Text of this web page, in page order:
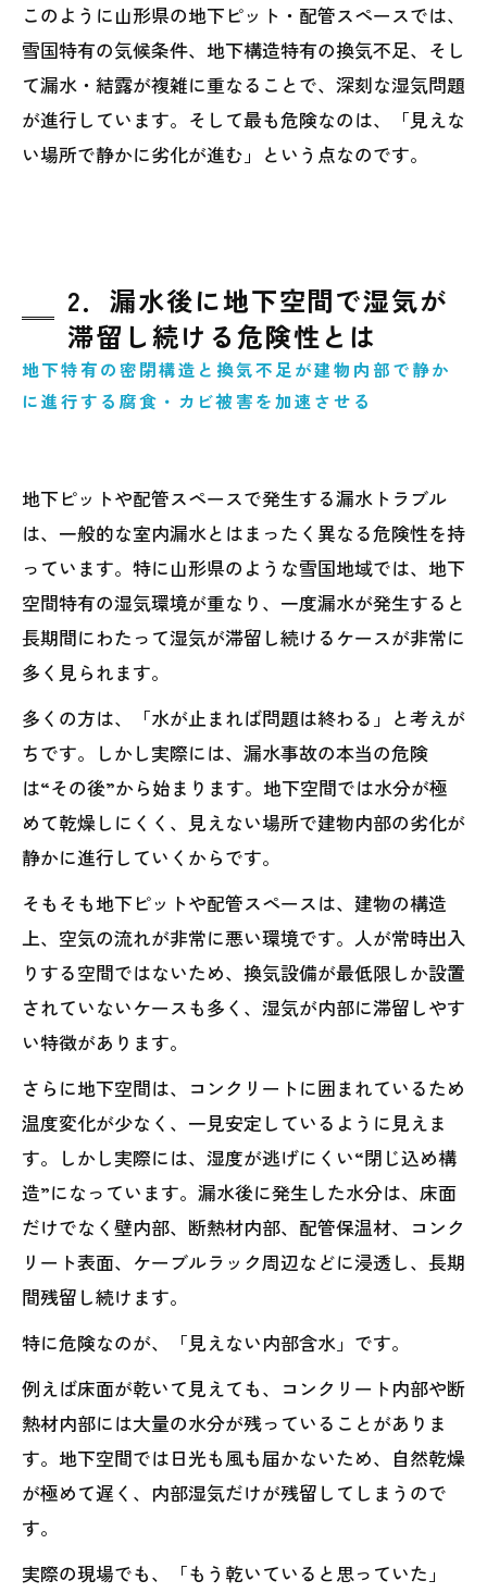
このように山形県の地下ピット・配管スペースでは、
雪国特有の気候条件、地下構造特有の換気不足、そし
て漏水・結露が複雑に重なることで、深刻な湿気問題
が進行しています。そして最も危険なのは、「見えな
い場所で静かに劣化が進む」という点なのです。
2．漏水後に地下空間で湿気が
滞留し続ける危険性とは
地下特有の密閉構造と換気不足が建物内部で静か
に進行する腐食・カビ被害を加速させる
地下ピットや配管スペースで発生する漏水トラブル
は、一般的な室内漏水とはまったく異なる危険性を持
っています。特に山形県のような雪国地域では、地下
空間特有の湿気環境が重なり、一度漏水が発生すると
長期間にわたって湿気が滞留し続けるケースが非常に
多く見られます。
多くの方は、「水が止まれば問題は終わる」と考えが
ちです。しかし実際には、漏水事故の本当の危険
は“その後”から始まります。地下空間では水分が極
めて乾燥しにくく、見えない場所で建物内部の劣化が
静かに進行していくからです。
そもそも地下ピットや配管スペースは、建物の構造
上、空気の流れが非常に悪い環境です。人が常時出入
りする空間ではないため、換気設備が最低限しか設置
されていないケースも多く、湿気が内部に滞留しやす
い特徴があります。
さらに地下空間は、コンクリートに囲まれているため
温度変化が少なく、一見安定しているように見えま
す。しかし実際には、湿度が逃げにくい“閉じ込め構
造”になっています。漏水後に発生した水分は、床面
だけでなく壁内部、断熱材内部、配管保温材、コンク
リート表面、ケーブルラック周辺などに浸透し、長期
間残留し続けます。
特に危険なのが、「見えない内部含水」です。
例えば床面が乾いて見えても、コンクリート内部や断
熱材内部には大量の水分が残っていることがありま
す。地下空間では日光も風も届かないため、自然乾燥
が極めて遅く、内部湿気だけが残留してしまうので
す。
実際の現場でも、「もう乾いていると思っていた」